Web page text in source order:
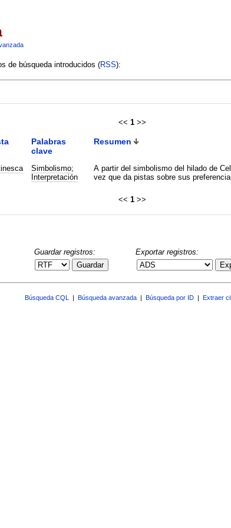
de búsqueda introducidos (RSS):
<< 1 >>
Palabras
clave
Resumen
Simbolismo;
Interpretación
A partir del simbolismo del hilado de
vez que da pistas sobre sus
<< 1 >>
Guardar registros:
Guardar
Exportar registros:
Búsqueda CQL Búsqueda avanzada Búsqueda por ID Extraer